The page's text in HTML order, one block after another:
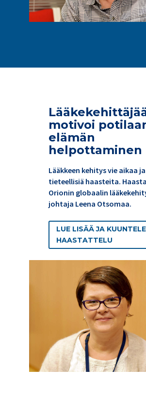
motivoi
elämän
helpottaminen
Lääkkeen kehitys vie aikaa
tieteellisiä haasteita.
Orionin globaalin
johtaja Leena Otsomaa.
LUE LISÄÄ JA KUUNTELE
HAASTATTELU